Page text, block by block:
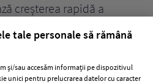
creșterea rapidă a
tale personale să rămână
și/sau accesăm informații pe dispozitivul
unici pentru prelucrarea datelor cu caracter